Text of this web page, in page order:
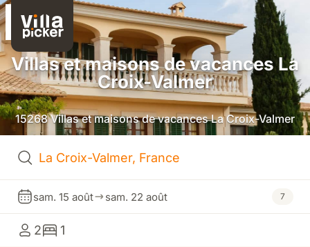
Villas et maisons de vacances La
Croix-Valmer
15268 Villas et maisons de vacances La Croix-Valmer
sam. 15 août sam. 22 août 7
2
1